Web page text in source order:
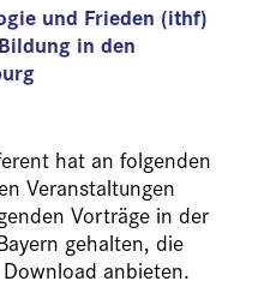
und Frieden (ithf)
in den
hat an folgenden
Veranstaltungen
Vorträge in der
gehalten, die
anbieten.